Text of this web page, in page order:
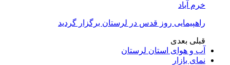
خرم آباد
راهپیمایی روز قدس در لرستان برگزار گردید
قبلی بعدی
آب و هوای استان لرستان
نمای بازار